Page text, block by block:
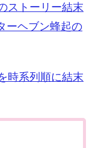
ストーリー結末
ーヘブン蜂起の
時系列順に結末